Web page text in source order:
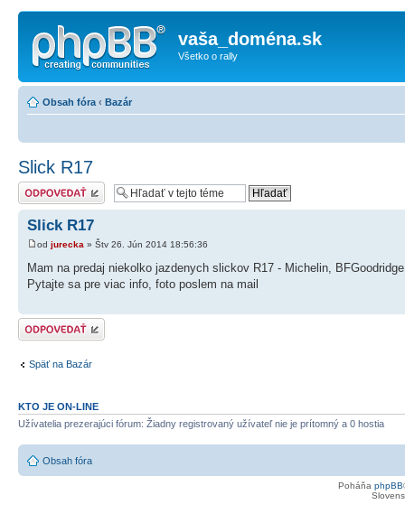
vaša_doména.sk
Všetko o rally
Obsah fóra ‹ Bazár
Slick R17
Odoslať odpoveď
Slick R17
od jurecka » Štv 26. Jún 2014 18:56:36
Mam na predaj niekolko jazdenych slickov R17 - Michelin,
Pytajte sa pre viac info, foto poslem na mail
Odoslať odpoveď
Späť na Bazár
KTO JE ON-LINE
Užívatelia prezerajúci fórum: Žiadny registrovaný užívateľ nie je prítomný a 0 hostia
Obsah fóra
Poháňa phpBB